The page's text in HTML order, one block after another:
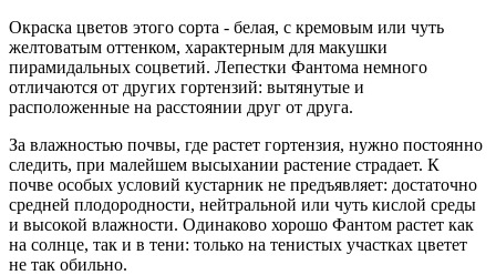
Окраска цветов этого сорта - белая, с кремовым или чуть
желтоватым оттенком, характерным для макушки
пирамидальных соцветий. Лепестки Фантома немного
отличаются от других гортензий: вытянутые и
расположенные на расстоянии друг от друга.
За влажностью почвы, где растет гортензия, нужно постоянно
следить, при малейшем высыхании растение страдает. К
почве особых условий кустарник не предъявляет: достаточно
средней плодородности, нейтральной или чуть кислой среды
и высокой влажности. Одинаково хорошо Фантом растет как
на солнце, так и в тени: только на тенистых участках цветет
не так обильно.